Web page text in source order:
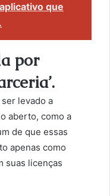
que
por
levado a
aberto, como a
de que essas
apenas como
suas licenças